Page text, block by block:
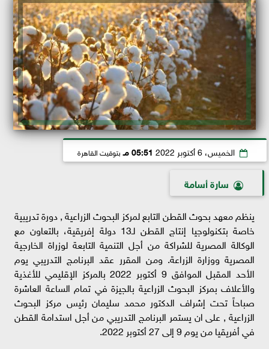
الخميس، 6 أكتوبر 2022 05:51 مـ بتوقيت القاهرة
سارة أسامة
ينظم معهد بحوث القطن التابع لمركز البحوث الزراعية , دورة تدريبية
خاصة بتكنولوجيا إنتاج القطن لـ13 دولة إفريقية، بالتعاون مع
الوكالة المصرية للشراكة من أجل التنمية التابعة لوزراة الخارجية
المصرية ووزارة الزراعة. ومن المقرر عقد البرنامج التدريبي يوم
الأحد المقبل الموافق 9 أكتوبر 2022 بالمركز الإقليمي للأغذية
والأعلاف بمركز البحوث الزراعية بالجيزة في تمام الساعة العاشرة
صباحاً تحت إشراف الدكتور محمد سليمان رئيس مركز البحوث
الزراعية , على ان يستمر البرنامج التدريبي من أجل استدامة القطن
في أفريقيا من يوم 9 إلى 27 أكتوبر 2022.